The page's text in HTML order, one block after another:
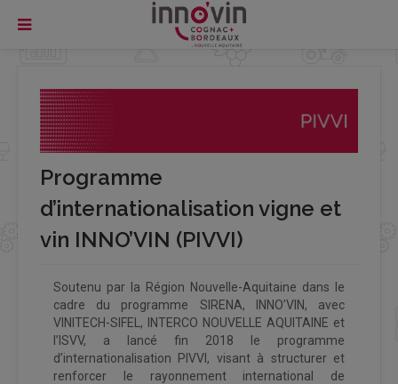
Programme
d’internationalisation vigne et
vin INNO’VIN (PIVVI)
Soutenu par la Région Nouvelle-Aquitaine dans le
cadre du programme SIRENA, INNO’VIN, avec
VINITECH-SIFEL, INTERCO NOUVELLE AQUITAINE et
l’ISVV, a lancé fin 2018 le programme
d’internationalisation PIVVI, visant à structurer et
renforcer le rayonnement international de